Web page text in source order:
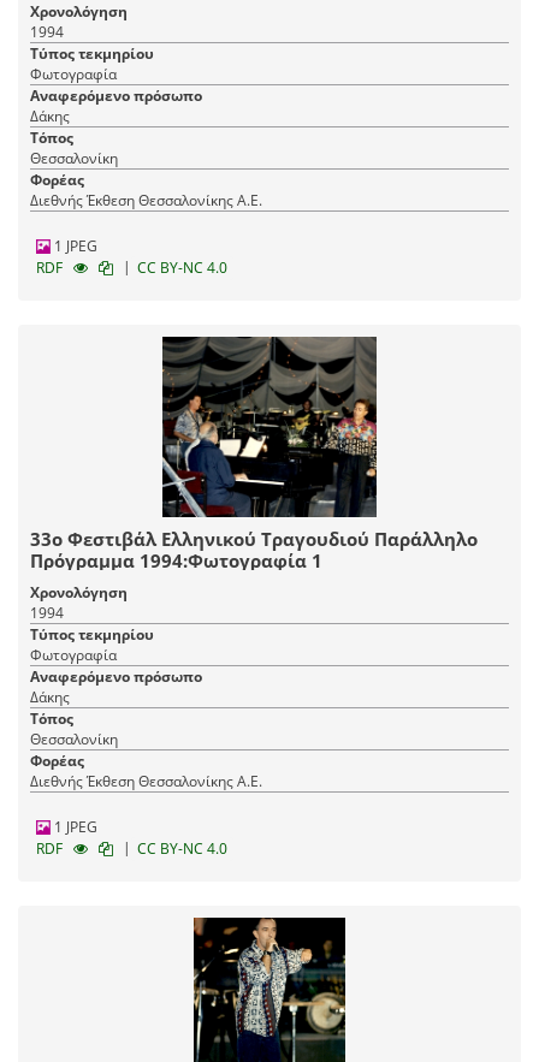
Χρονολόγηση
1994
Τύπος τεκμηρίου
Φωτογραφία
Αναφερόμενο πρόσωπο
Δάκης
Τόπος
Θεσσαλονίκη
Φορέας
Διεθνής Έκθεση Θεσσαλονίκης Α.Ε.
1 JPEG
RDF
| CC BY-NC 4.0
33ο Φεστιβάλ Ελληνικού Τραγουδιού Παράλληλο
Πρόγραμμα 1994:Φωτογραφία 1
Χρονολόγηση
1994
Τύπος τεκμηρίου
Φωτογραφία
Αναφερόμενο πρόσωπο
Δάκης
Τόπος
Θεσσαλονίκη
Φορέας
Διεθνής Έκθεση Θεσσαλονίκης Α.Ε.
1 JPEG
RDF
| CC BY-NC 4.0